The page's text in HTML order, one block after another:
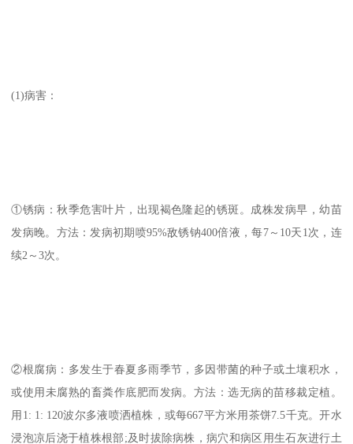
(1)病害：
①锈病：秋季危害叶片，出现褐色隆起的锈斑。成株发病早，幼苗
发病晚。方法：发病初期喷95%敌锈钠400倍液，每7～10天1次，连
续2～3次。
②根腐病：多发生于春夏多雨季节，多因带菌的种子或土壤积水，
或使用未腐熟的畜粪作底肥而发病。方法：选无病的苗移裁定植。
用1: 1: 120波尔多液喷洒植株，或每667平方米用茶饼7.5千克。开水
浸泡凉后浇于植株根部;及时拔除病株，病穴和病区用生石灰进行土